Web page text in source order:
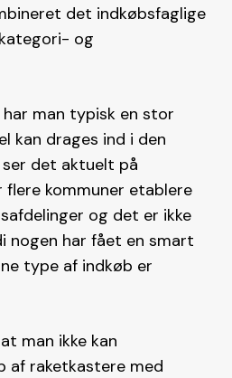
det indkøbsfaglige
og
man typisk en stor
kan drages ind i den
det aktuelt på
kommuner etablere
og det er ikke
nogen har fået en smart
type af indkøb er
man ikke kan
af raketkastere med